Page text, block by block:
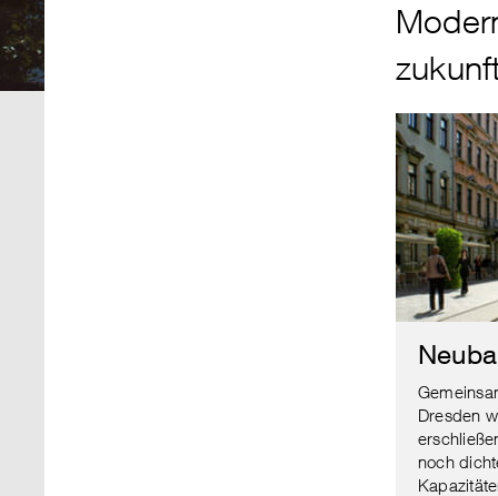
Dresden
noch